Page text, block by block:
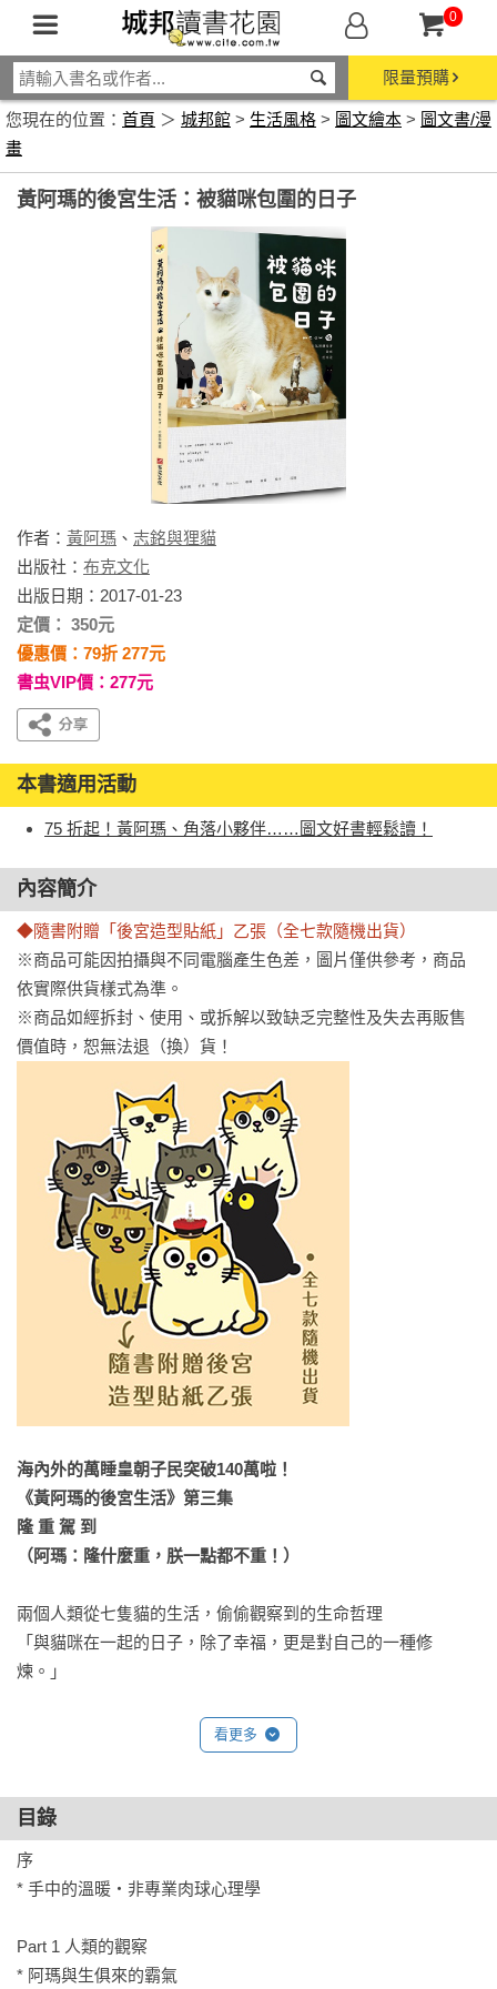
0
限量預購
您現在的位置： 首頁 ＞ 城邦館 > 生活風格 > 圖文繪本 > 圖文書/漫
畫
黃阿瑪的後宮生活：被貓咪包圍的日子
作者： 黃阿瑪 、 志銘與狸貓
出版社： 布克文化
出版日期：2017-01-23
定價： 350元
優惠價：79折 277元
書虫VIP價：277元
本書適用活動
75 折起！黃阿瑪、角落小夥伴……圖文好書輕鬆讀！
內容簡介
◆隨書附贈「後宮造型貼紙」乙張（全七款隨機出貨）
※商品可能因拍攝與不同電腦產生色差，圖片僅供參考，商品
依實際供貨樣式為準。
※商品如經拆封、使用、或拆解以致缺乏完整性及失去再販售
海內外的萬睡皇朝子民突破140萬啦！
《黃阿瑪的後宮生活》第三集
隆 重 駕 到
（阿瑪：隆什麼重，朕一點都不重！）
兩個人類從七隻貓的生活，偷偷觀察到的生命哲理
「與貓咪在一起的日子，除了幸福，更是對自己的一種修
煉。」
隨著後宮的成員越來越多，阿瑪也十歲了！
志銘、狸貓兩位奴才，與貓咪們一起經歷了生命的離逝和種種
再加上不小心誤喝了貓咪亂尿在飲水機的水之後，
已完全將自己與貓咪的生活融為一體。
原本看似平凡的貓，但透過他們的眼睛，卻能看見每隻貓的性
格與細微的心情轉變；
來的啟示。
看更多
目錄
序
* 手中的溫暖‧非專業肉球心理學
Part 1 人類的觀察
* 阿瑪與生俱來的霸氣